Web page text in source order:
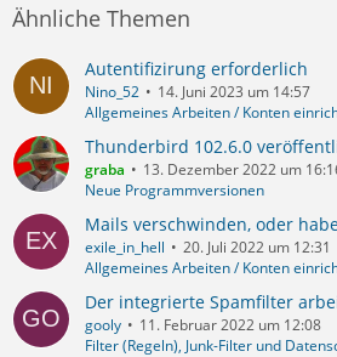
Ähnliche Themen
Autentifizirung erforderlich
Nino_52
14. Juni 2023 um 14:57
Allgemeines Arbeiten / Konten
Thunderbird 102.6.0
graba
13. Dezember 2022 um
Neue Programmversionen
Mails verschwinden, oder
exile_in_hell
20. Juli 2022 um 12:31
Allgemeines Arbeiten / Konten
Der integrierte Spamfilter
gooly
11. Februar 2022 um 12:08
Filter (Regeln), Junk-Filter und